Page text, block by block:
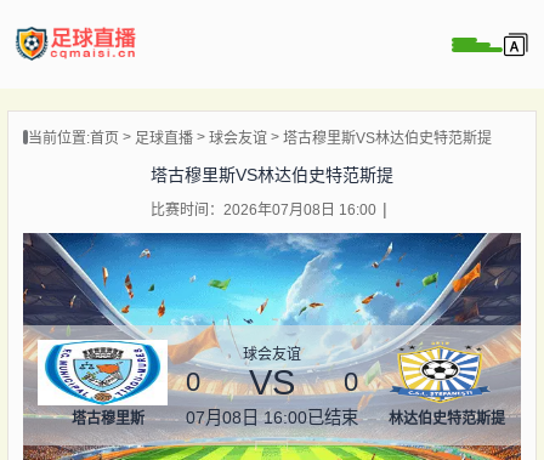
播
闻
当前位置:首页 足球直播 球会友谊 塔古穆里斯VS林达伯史特范斯提
塔古穆里斯VS林达伯史特范斯提
比赛时间：2026年07月08日 16:00
塔古穆里斯
球会友谊
0 VS 0
07月08日 16:00已结束 林达伯史特范斯提